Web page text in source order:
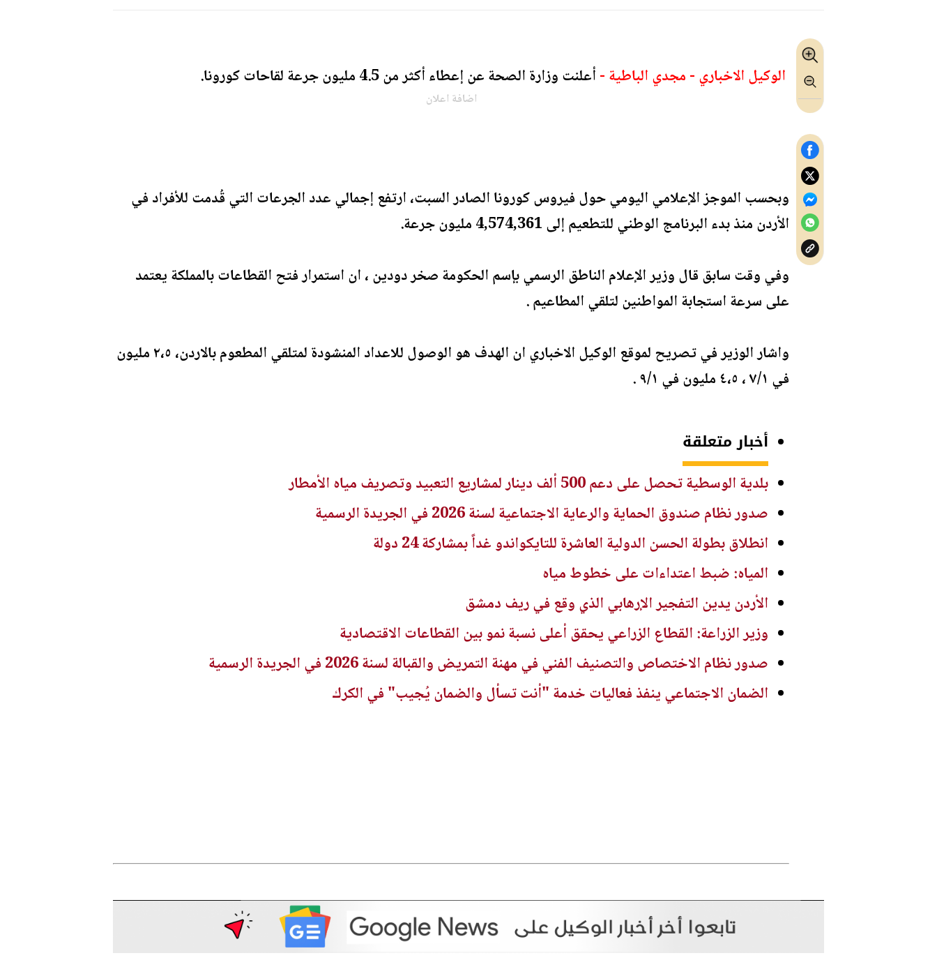
الوكيل الاخباري - مجدي الباطية -أعلنت وزارة الصحة عن إعطاء أكثر من 4.5 مليون جرعة لقاحات كورونا.
اضافة اعلان
وبحسب الموجز الإعلامي اليومي حول فيروس كورونا الصادر السبت، ارتفع إجمالي عدد الجرعات التي قُدمت للأفراد في
الأردن منذ بدء البرنامج الوطني للتطعيم إلى 4,574,361 مليون جرعة.
وفي وقت سابق قال وزير الإعلام الناطق الرسمي بإسم الحكومة صخر دودين ، ان استمرار فتح القطاعات بالمملكة يعتمد
على سرعة استجابة المواطنين لتلقي المطاعيم .
واشار الوزير في تصريح لموقع الوكيل الاخباري ان الهدف هو الوصول للاعداد المنشودة لمتلقي المطعوم بالاردن، ٢،٥ مليون
في ٧/١ ، ٤،٥ مليون في ٩/١ .
أخبار متعلقة
بلدية الوسطية تحصل على دعم 500 ألف دينار لمشاريع التعبيد وتصريف مياه الأمطار
صدور نظام صندوق الحماية والرعاية الاجتماعية لسنة 2026 في الجريدة الرسمية
انطلاق بطولة الحسن الدولية العاشرة للتايكواندو غداً بمشاركة 24 دولة
المياه: ضبط اعتداءات على خطوط مياه
الأردن يدين التفجير الإرهابي الذي وقع في ريف دمشق
وزير الزراعة: القطاع الزراعي يحقق أعلى نسبة نمو بين القطاعات الاقتصادية
صدور نظام الاختصاص والتصنيف الفني في مهنة التمريض والقبالة لسنة 2026 في الجريدة الرسمية
الضمان الاجتماعي ينفذ فعاليات خدمة "أنت تسأل والضمان يُجيب" في الكرك